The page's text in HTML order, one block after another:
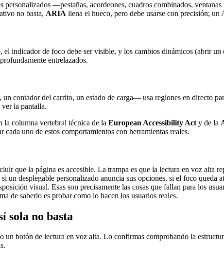
—pestañas, acordeones, cuadros combinados,
no basta, ARIA llena el hueco, pero debe usarse con precisión;
indicador de foco debe ser visible, y los cambios dinámicos (abrir
entrelazados.
contador del carrito, un estado de carga— usa regiones en directo
la pantalla.
la columna vertebral técnica de la European Accessibility Act y de la
cada uno de estos comportamientos con herramientas reales.
que la página es accesible. La trampa es que la lectura en voz alta
un desplegable personalizado anuncia sus opciones, si el foco queda
visual. Esas son precisamente las cosas que fallan para los
de saberlo es probar como lo hacen los usuarios reales.
sola no basta
botón de lectura en voz alta. Lo confirmas comprobando la